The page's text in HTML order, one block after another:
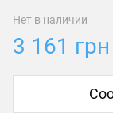
Нет в наличии
3 161